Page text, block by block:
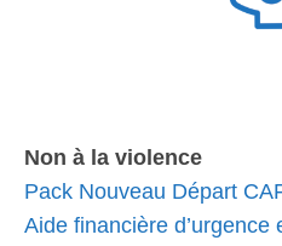
Non à la violence
Pack Nouveau Départ
Aide financière d’urgence